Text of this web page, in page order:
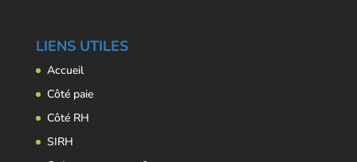
LIENS UTILES
Accueil
Côté paie
Côté RH
SIRH